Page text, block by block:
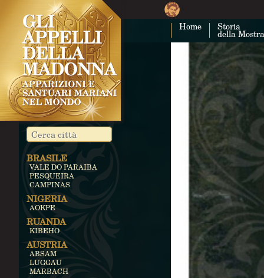
Home Storia
della Mostra
BRASILE
VALE DO PARAIBA
PESQUEIRA
CAMPINAS
NIGERIA
AOKPE
RUANDA
KIBEHO
AUSTRIA
ABSAM
LUGGAU
MARBACH